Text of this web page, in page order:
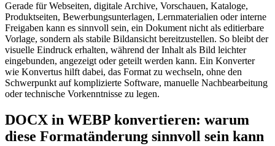
Gerade für Webseiten, digitale Archive, Vorschauen, Kataloge,
Produktseiten, Bewerbungsunterlagen, Lernmaterialien oder interne
Freigaben kann es sinnvoll sein, ein Dokument nicht als editierbare
Vorlage, sondern als stabile Bildansicht bereitzustellen. So bleibt der
visuelle Eindruck erhalten, während der Inhalt als Bild leichter
eingebunden, angezeigt oder geteilt werden kann. Ein Konverter
wie Konvertus hilft dabei, das Format zu wechseln, ohne den
Schwerpunkt auf komplizierte Software, manuelle Nachbearbeitung
oder technische Vorkenntnisse zu legen.
DOCX in WEBP konvertieren: warum
diese Formatänderung sinnvoll sein kann